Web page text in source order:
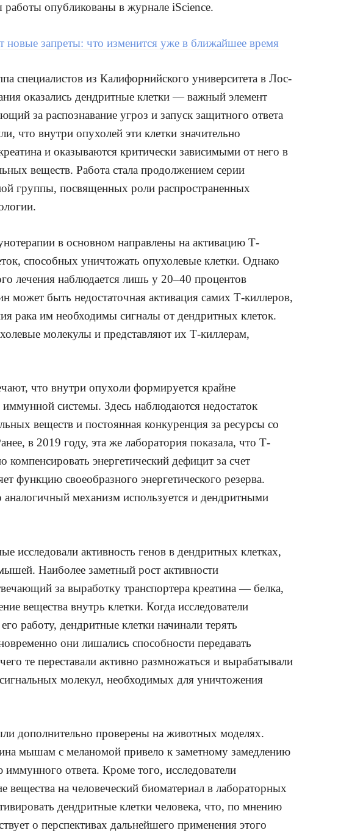
работы опубликованы в журнале iScience.
новые запреты: что изменится уже в ближайшее время
специалистов из Калифорнийского университета в Лос-
оказались дендритные клетки — важный элемент
за распознавание угроз и запуск защитного ответа
что внутри опухолей эти клетки значительно
и оказываются критически зависимыми от него в
веществ. Работа стала продолжением серии
группы, посвященных роли распространенных
в основном направлены на активацию Т-
способных уничтожать опухолевые клетки. Однако
лечения наблюдается лишь у 20–40 процентов
может быть недостаточная активация самих Т-киллеров,
рака им необходимы сигналы от дендритных клеток.
молекулы и представляют их Т-киллерам,
что внутри опухоли формируется крайне
иммунной системы. Здесь наблюдаются недостаток
веществ и постоянная конкуренция за ресурсы со
в 2019 году, эта же лаборатория показала, что Т-
компенсировать энергетический дефицит за счет
функцию своеобразного энергетического резерва.
аналогичный механизм используется и дендритными
исследовали активность генов в дендритных клетках,
Наиболее заметный рост активности
за выработку транспортера креатина — белка,
вещества внутрь клетки. Когда исследователи
работу, дендритные клетки начинали терять
они лишались способности передавать
те переставали активно размножаться и вырабатывали
молекул, необходимых для уничтожения
дополнительно проверены на животных моделях.
мышам с меланомой привело к заметному замедлению
ответа. Кроме того, исследователи
вещества на человеческий биоматериал в лабораторных
дендритные клетки человека, что, по мнению
о перспективах дальнейшего применения этого